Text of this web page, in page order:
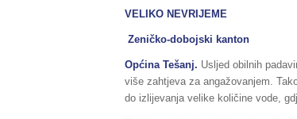
VELIKO NEVRIJEME
Zeničko-dobojski kanton
Općina Tešanj. Usljed obilnih
više zahtjeva za angažovanjem.
do izlijevanja velike količine vode,